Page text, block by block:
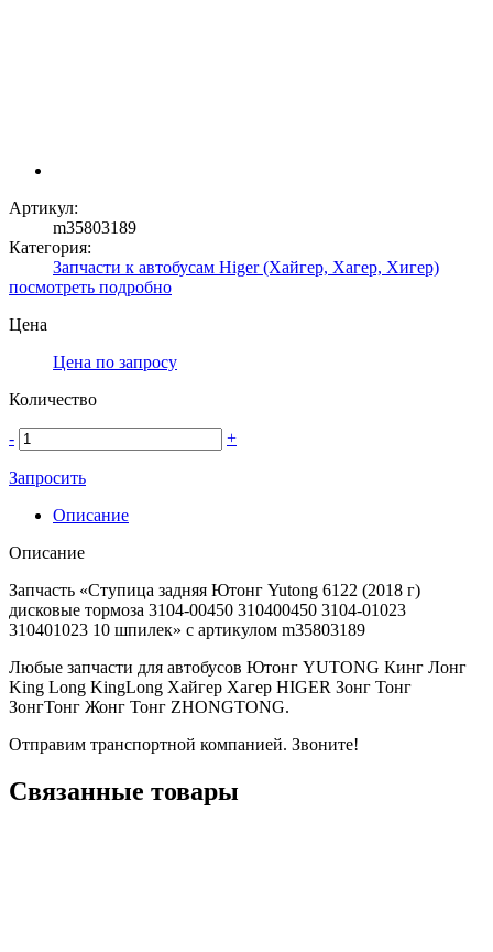
Артикул:
m35803189
Категория:
Запчасти к автобусам Higer (Хайгер, Хагер, Хигер)
посмотреть подробно
Цена
Цена по запросу
Количество
- +
Запросить
Описание
Описание
Запчасть «Ступица задняя Ютонг Yutong 6122 (2018 г)
дисковые тормоза 3104-00450 310400450 3104-01023
310401023 10 шпилек» с артикулом m35803189
Любые запчасти для автобусов Ютонг YUTONG Кинг Лонг
King Long KingLong Хайгер Хагер HIGER Зонг Тонг
ЗонгТонг Жонг Тонг ZHONGTONG.
Отправим транспортной компанией. Звоните!
Связанные товары